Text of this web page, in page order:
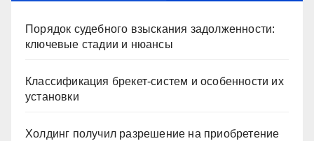
Порядок судебного взыскания задолженности:
ключевые стадии и нюансы
Классификация брекет-систем и особенности их
установки
Холдинг получил разрешение на приобретение